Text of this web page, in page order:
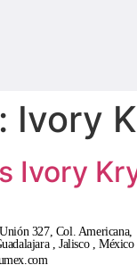
Ivory
Ivory
327, Col. Americana,
, Jalisco , México